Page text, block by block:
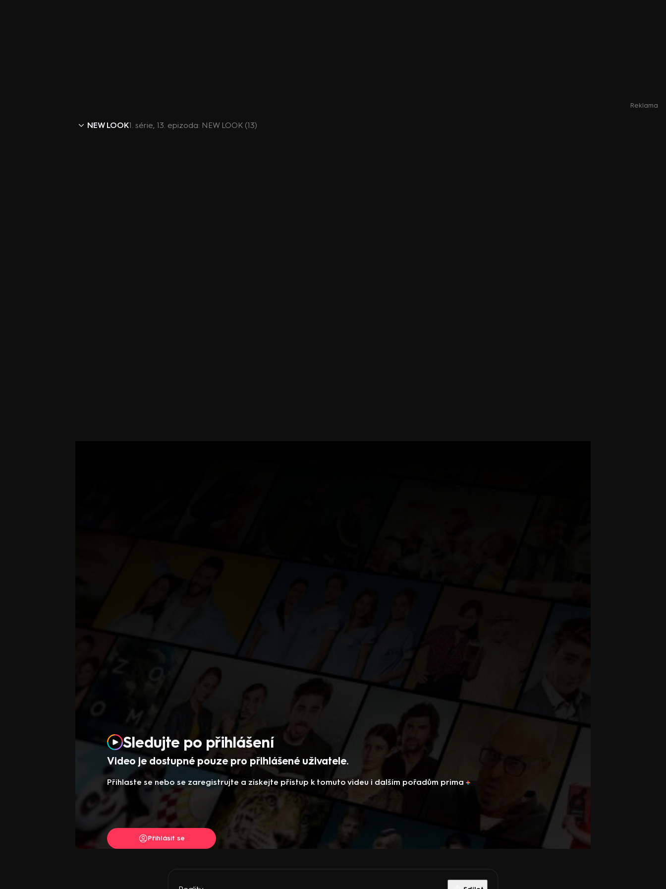
Reklama
NEW LOOK1. série, 13. epizoda: NEW LOOK (13)
Video je dostupné pouze pro přihlášené uživatele.
Sledujte po přihlášení
Přihlaste se nebo se zaregistrujte a získejte přístup k tomuto videu i dalším pořadům prima
Přihlásit se